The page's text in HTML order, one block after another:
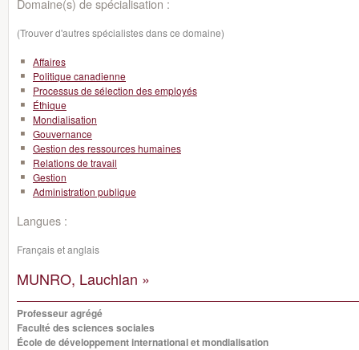
Domaine(s) de spécialisation :
(Trouver d'autres spécialistes dans ce domaine)
Affaires
Politique canadienne
Processus de sélection des employés
Éthique
Mondialisation
Gouvernance
Gestion des ressources humaines
Relations de travail
Gestion
Administration publique
Langues :
Français et anglais
MUNRO, Lauchlan »
Professeur agrégé
Faculté des sciences sociales
École de développement international et mondialisation